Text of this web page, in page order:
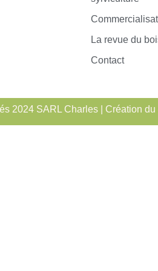
La revue du
Contact
2024 SARL Charles | Création du